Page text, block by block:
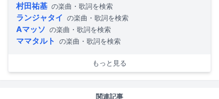
村田祐基 の楽曲・歌詞を検索
ランジャタイ の楽曲・歌詞を検索
Aマッソ の楽曲・歌詞を検索
ママタルト の楽曲・歌詞を検索
もっと見る
関連記事